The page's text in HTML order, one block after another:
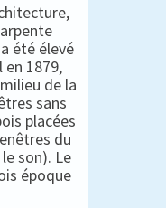
été élevé
1879,
de la
sans
placées
du
son). Le
époque